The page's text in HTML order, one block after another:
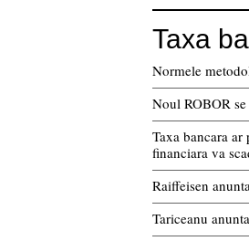
Taxa
Normele
Noul ROBOR
Taxa bancara
financiara va
Raiffeisen
Tariceanu